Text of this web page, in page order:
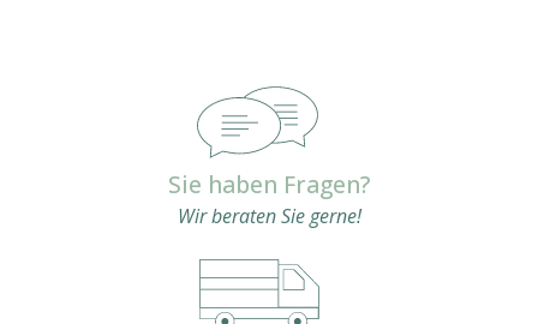
Sie haben Fragen?
Wir beraten Sie gerne!